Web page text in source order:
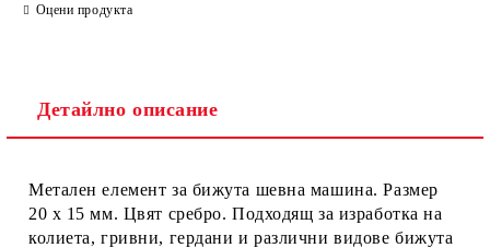
Оцени продукта
Детайлно описание
Метален елемент за бижута шевна машина. Размер
20 х 15 мм. Цвят сребро. Подходящ за изработка на
колиета, гривни, гердани и различни видове бижута